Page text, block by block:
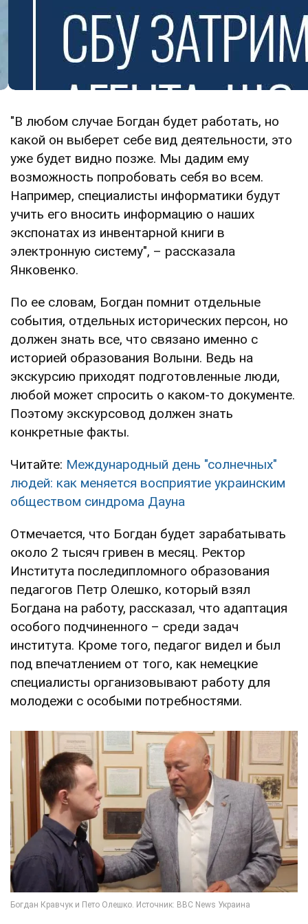
"В любом случае Богдан будет работать, но
какой он выберет себе вид деятельности, это
уже будет видно позже. Мы дадим ему
возможность попробовать себя во всем.
Например, специалисты информатики будут
учить его вносить информацию о наших
экспонатах из инвентарной книги в
электронную систему", – рассказала
Янковенко.
По ее словам, Богдан помнит отдельные
события, отдельных исторических персон, но
должен знать все, что связано именно с
историей образования Волыни. Ведь на
экскурсию приходят подготовленные люди,
любой может спросить о каком-то документе.
Поэтому экскурсовод должен знать
конкретные факты.
Читайте: Международный день "солнечных"
людей: как меняется восприятие украинским
обществом синдрома Дауна
Отмечается, что Богдан будет зарабатывать
около 2 тысяч гривен в месяц. Ректор
Института последипломного образования
педагогов Петр Олешко, который взял
Богдана на работу, рассказал, что адаптация
особого подчиненного – среди задач
института. Кроме того, педагог видел и был
под впечатлением от того, как немецкие
специалисты организовывают работу для
молодежи с особыми потребностями.